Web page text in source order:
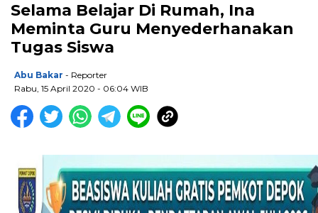
Selama Belajar Di Rumah, Ina
Meminta Guru Menyederhanakan
Tugas Siswa
Abu Bakar - Reporter
Rabu, 15 April 2020 - 06:04 WIB